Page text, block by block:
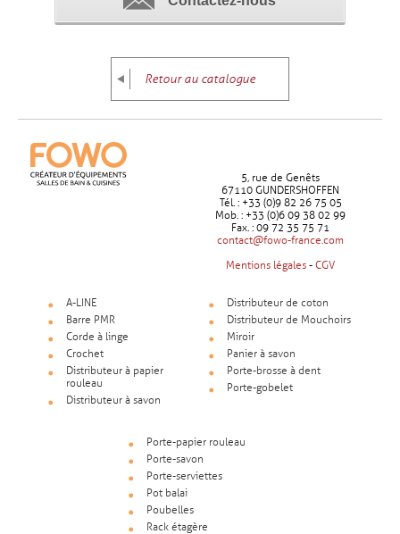
Retour au catalogue
5, rue de Genêts
67110 GUNDERSHOFFEN
Tél. : +33 (0)9 82 26 75 05
Mob. : +33 (0)6 09 38 02 99
Fax. : 09 72 35 75 71
contact@fowo-france.com
Mentions légales - CGV
A-LINE
Barre PMR
Corde à linge
Crochet
Distributeur à papier
rouleau
Distributeur à savon
Distributeur de coton
Distributeur de Mouchoirs
Miroir
Panier à savon
Porte-brosse à dent
Porte-gobelet
Porte-papier rouleau
Porte-savon
Porte-serviettes
Pot balai
Poubelles
Rack étagère